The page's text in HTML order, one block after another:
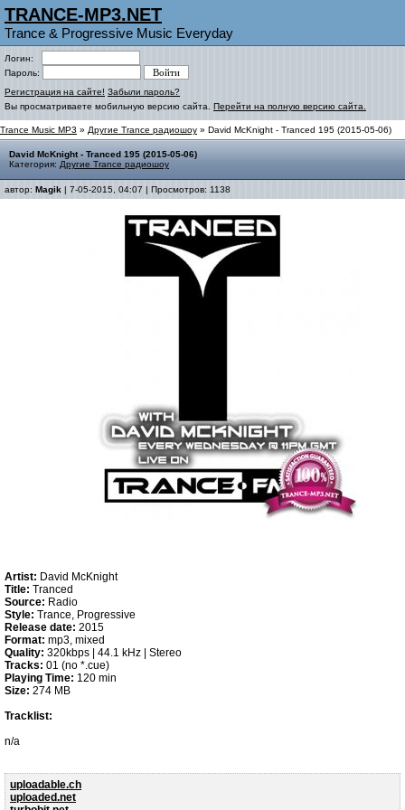
TRANCE-MP3.NET
Trance & Progressive Music Everyday
Логин:
Пароль:
Регистрация на сайте! Забыли пароль?
Вы просматриваете мобильную версию сайта. Перейти на полную версию сайта.
Trance Music MP3 » Другие Trance радиошоу » David McKnight - Tranced 195 (2015-05-06)
David McKnight - Tranced 195 (2015-05-06)
Категория: Другие Trance радиошоу
автор: Magik | 7-05-2015, 04:07 | Просмотров: 1138
Artist: David McKnight
Title: Tranced
Source: Radio
Style: Trance, Progressive
Release date: 2015
Format: mp3, mixed
Quality: 320kbps | 44.1 kHz | Stereo
Tracks: 01 (no *.cue)
Playing Time: 120 min
Size: 274 MB
Tracklist:
n/a
uploadable.ch
uploaded.net